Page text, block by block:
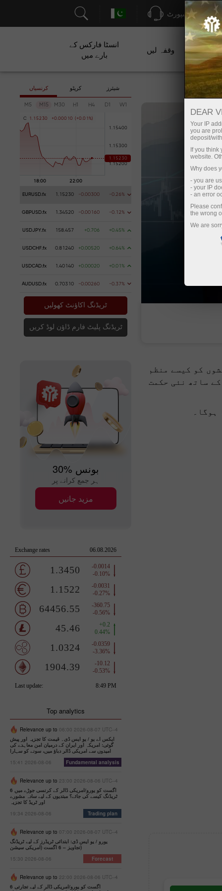
سپورٹ
وقفہ لیں
انسٹا فارکس کے
بارے میں
رقم جمع کروائیں
کو کیسے منظم
ساتھ نئی حکمت
ہوگا۔
کرنسیاں کرپٹو شیئرز
M5 M15 M30 H1 H4 D1 W1
C 1 . 1 52 30 +0 .000 1 0 (+0 .0 1 %
EURUSD.fx 1.15230 -0.00300 -0.26%
GBPUSD.fx 1.34520 -0.00160 -0.12%
USDJPY.fx 158.457 +0.706 +0.45%
USDCHF.fx 0.81240 +0.00520 +0.64%
USDCAD.fx 1.40140 +0.00020 +0.01%
AUDUSD.fx 0.70310 -0.00260 -0.37%
ٹریڈنگ اکاؤنٹ کھولیں
ٹریڈنگ پلیٹ فارم ڈاؤن لوڈ کریں
30% بونس
ہر جمع کرانے پر
مزید جانیں
Top analytics
Relevance up to 06:00 2026-08-07 UTC--4
ایکس اے یو / یو ایس ڈی۔ قیمت کا تجزیہ اور پیش
گوئی: امریکہ اور ایران کے درمیان امن معاہدے کی
امیدوں سے امریکی ڈالر دباؤ میں، سونے کو سہارا
15:41 2026-08-06
Fundamental analysis
Relevance up to 23:00 2026-08-06 UTC--4
6 اگست کو یورو/امریکی ڈالر کے کرنسی جوڑے میں
ٹریڈنگ کیسے کی جائے؟ مبتدیوں کے لیے سادہ مشورے
اور ٹریڈ کا تجزیہ
19:34 2026-08-06
Trading plan
Relevance up to 07:00 2026-08-07 UTC--4
یورو / یو ایس ڈی: ابتدائی ٹریڈرز کے لیے ٹریڈنگ
تجاویز – 6 اگست (امریکی سیشن)
15:30 2026-08-06
Forecast
Relevance up to 22:00 2026-08-06 UTC--4
6 اگست کو یورو/امریکی ڈالر کے لیے تجارتی
DEAR
Your IP
you are
deposit/
If you
website.
Why does
- you are
- your IP
- an error
Please
the wrong
We are